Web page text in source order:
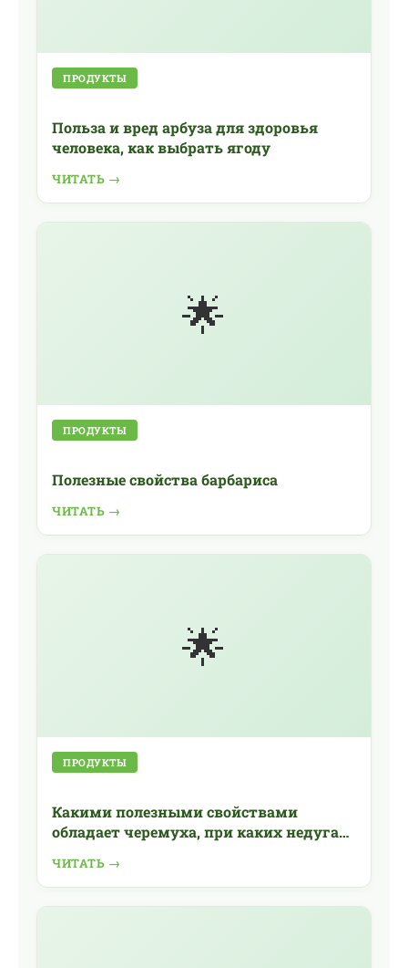
ПРОДУКТЫ
Польза и вред арбуза для здоровья
человека, как выбрать ягоду
ЧИТАТЬ →
🌟
ПРОДУКТЫ
Полезные свойства барбариса
ЧИТАТЬ →
🌟
ПРОДУКТЫ
Какими полезными свойствами
обладает черемуха, при каких недугах
ЧИТАТЬ →